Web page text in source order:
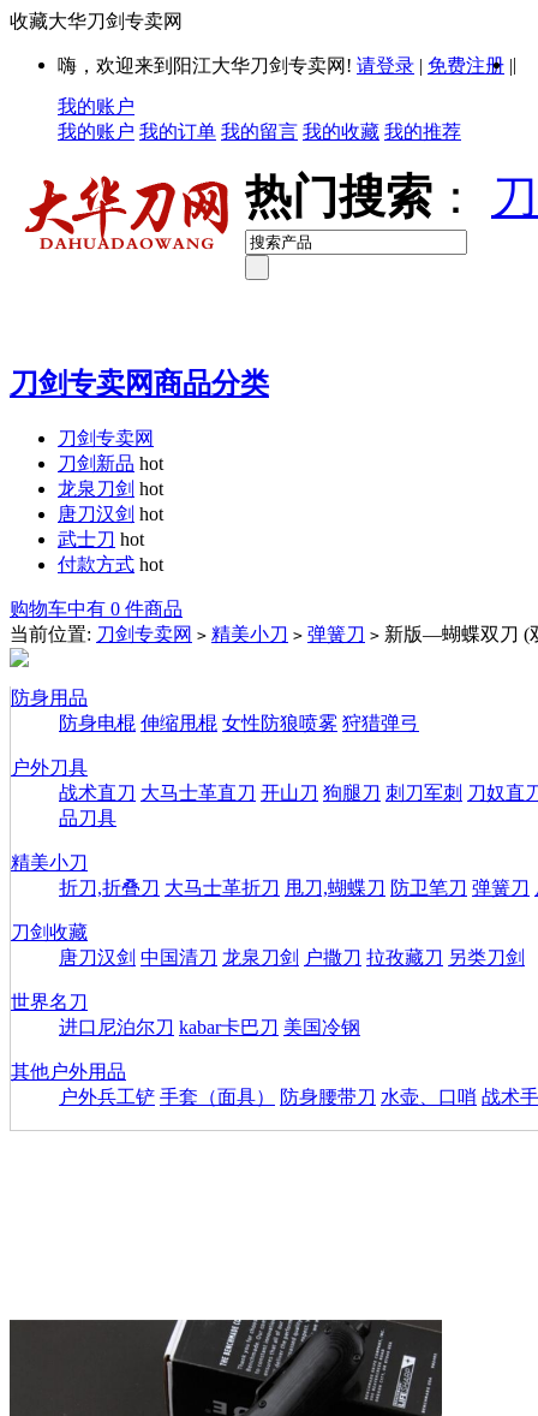
收藏大华刀剑专卖网
嗨，欢迎来到阳江大华刀剑专卖网! 请登录 | 免费注册 ||
我的账户
我的账户 我的订单 我的留言 我的收藏 我的推荐
热门搜索 ：
刀剑专卖网商品分类
刀剑专卖网
刀剑新品 hot
龙泉刀剑 hot
唐刀汉剑 hot
武士刀 hot
付款方式 hot
购物车中有 0 件商品
当前位置: 刀剑专卖网 > 精美小刀 > 弹簧刀 > 新版—蝴蝶双刀 (
防身用品
防身电棍 伸缩甩棍 女性防狼喷雾 狩猎弹弓
户外刀具
战术直刀 大马士革直刀 开山刀 狗腿刀 刺刀军刺 刀奴直
品刀具
精美小刀
折刀,折叠刀 大马士革折刀 甩刀,蝴蝶刀 防卫笔刀 弹簧刀
刀剑收藏
唐刀汉剑 中国清刀 龙泉刀剑 户撒刀 拉孜藏刀 另类刀剑
世界名刀
进口尼泊尔刀 kabar卡巴刀 美国冷钢
其他户外用品
户外兵工铲 手套（面具） 防身腰带刀 水壶、口哨 战术